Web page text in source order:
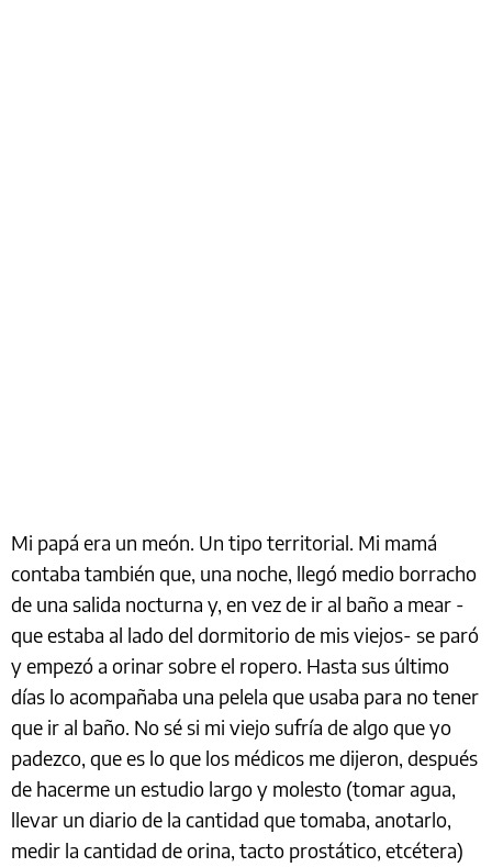
Mi papá era un meón. Un tipo territorial. Mi mamá
contaba también que, una noche, llegó medio borracho
de una salida nocturna y, en vez de ir al baño a mear -
que estaba al lado del dormitorio de mis viejos- se paró
y empezó a orinar sobre el ropero. Hasta sus último
días lo acompañaba una pelela que usaba para no tener
que ir al baño. No sé si mi viejo sufría de algo que yo
padezco, que es lo que los médicos me dijeron, después
de hacerme un estudio largo y molesto (tomar agua,
llevar un diario de la cantidad que tomaba, anotarlo,
medir la cantidad de orina, tacto prostático, etcétera)